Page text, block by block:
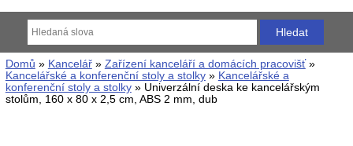
Domů » Kancelář» Zařízení kanceláří a domácích pracovišť»
Kancelářské a konferenční stoly a stolky» Kancelářské a
konferenční stoly a stolky» Univerzální deska ke kancelářským
stolům, 160 x 80 x 2,5 cm, ABS 2 mm, dub